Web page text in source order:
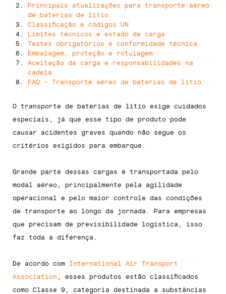
Principais atualizações para transporte aéreo
de baterias de lítio
Classificação e códigos UN
Limites técnicos e estado de carga
Testes obrigatórios e conformidade técnica
Embalagem, proteção e rotulagem
Aceitação da carga e responsabilidades na
cadeia
FAQ - Transporte aéreo de baterias de lítio
O transporte de baterias de lítio exige cuidados
especiais, já que esse tipo de produto pode
causar acidentes graves quando não segue os
critérios exigidos para embarque.
Grande parte dessas cargas é transportada pelo
modal aéreo, principalmente pela agilidade
operacional e pelo maior controle das condições
de transporte ao longo da jornada. Para empresas
que precisam de previsibilidade logística, isso
faz toda a diferença.
De acordo com International Air Transport
Association , esses produtos estão classificados
como Classe 9, categoria destinada a substâncias